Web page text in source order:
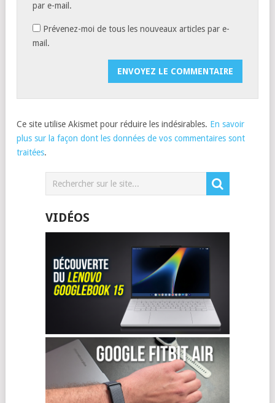
par e-mail.
Prévenez-moi de tous les nouveaux articles par e-
mail.
Ce site utilise Akismet pour réduire les indésirables. En savoir
plus sur la façon dont les données de vos commentaires sont
traitées.
VIDÉOS